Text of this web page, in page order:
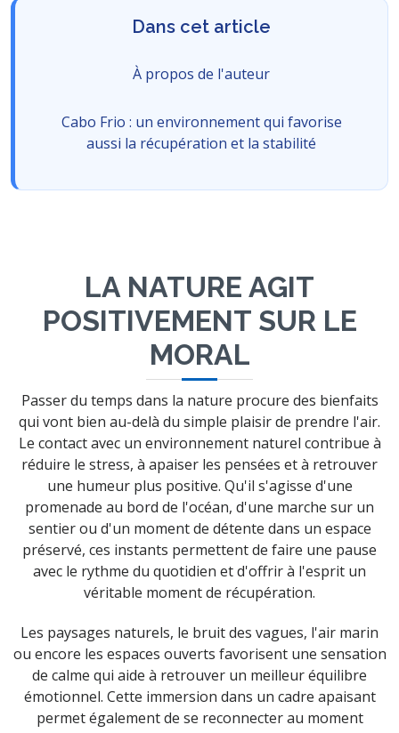
Dans cet article
À propos de l'auteur
Cabo Frio : un environnement qui favorise
aussi la récupération et la stabilité
LA NATURE AGIT
POSITIVEMENT SUR LE
MORAL
Passer du temps dans la nature procure des bienfaits
qui vont bien au-delà du simple plaisir de prendre l'air.
Le contact avec un environnement naturel contribue à
réduire le stress, à apaiser les pensées et à retrouver
une humeur plus positive. Qu'il s'agisse d'une
promenade au bord de l'océan, d'une marche sur un
sentier ou d'un moment de détente dans un espace
préservé, ces instants permettent de faire une pause
avec le rythme du quotidien et d'offrir à l'esprit un
véritable moment de récupération.
Les paysages naturels, le bruit des vagues, l'air marin
ou encore les espaces ouverts favorisent une sensation
de calme qui aide à retrouver un meilleur équilibre
émotionnel. Cette immersion dans un cadre apaisant
permet également de se reconnecter au moment